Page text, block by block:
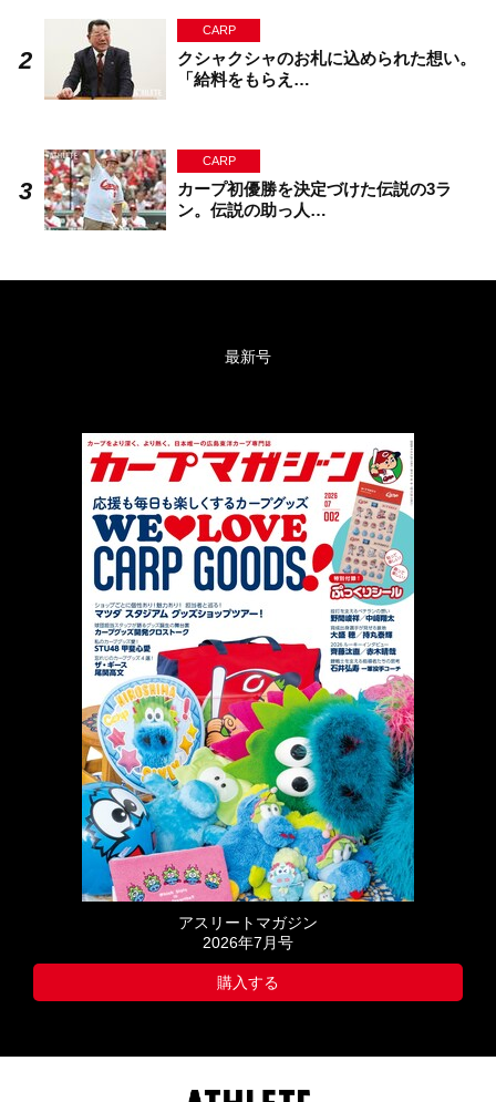
CARP
クシャクシャのお札に込められた想い。
「給料をもらえ…
CARP
カープ初優勝を決定づけた伝説の3ラ
ン。伝説の助っ人…
最新号
アスリートマガジン
2026年7月号
購入する